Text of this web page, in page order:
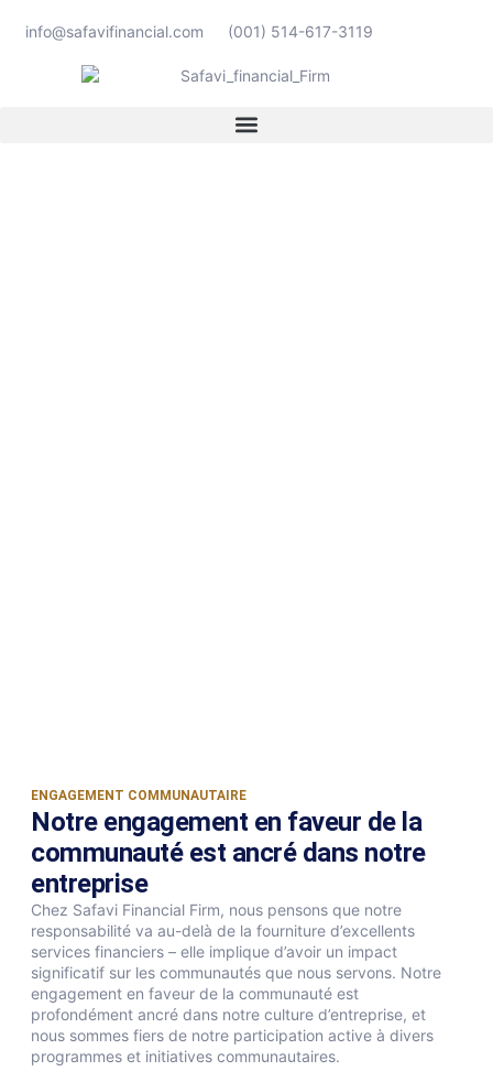
info@safavifinancial.com (001) 514-617-3119
ENGAGEMENT COMMUNAUTAIRE
Notre engagement en faveur de la
communauté est ancré dans notre
entreprise
Chez Safavi Financial Firm, nous pensons que notre
responsabilité va au-delà de la fourniture d’excellents
services financiers – elle implique d’avoir un impact
significatif sur les communautés que nous servons. Notre
engagement en faveur de la communauté est
profondément ancré dans notre culture d’entreprise, et
nous sommes fiers de notre participation active à divers
programmes et initiatives communautaires.